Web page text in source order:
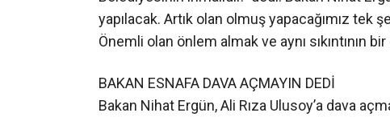
BAKAN ESNAFA DAVA AÇMAYIN DEDİ
Bakan Nihat Ergün, Ali Rıza Ulusoy’a dava
milyon zararı olduğunu tespit ettirdiğini
adam gönderip dükkanını temizleteceğim
karşılanmasını istiyorum dedi.